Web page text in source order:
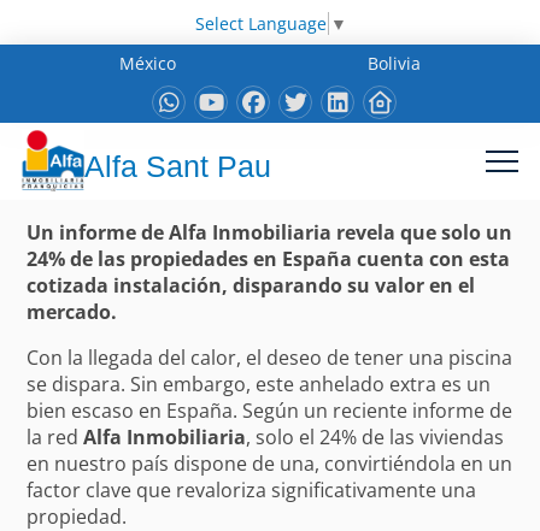
Select Language ▼
México
Bolivia
Alfa Sant Pau
Un informe de Alfa Inmobiliaria revela que solo un
24% de las propiedades en España cuenta con esta
cotizada instalación, disparando su valor en el
mercado.
Con la llegada del calor, el deseo de tener una piscina
se dispara. Sin embargo, este anhelado extra es un
bien escaso en España. Según un reciente informe de
la redAlfa Inmobiliaria, solo el 24% de las viviendas
en nuestro país dispone de una, convirtiéndola en un
factor clave que revaloriza significativamente una
propiedad.